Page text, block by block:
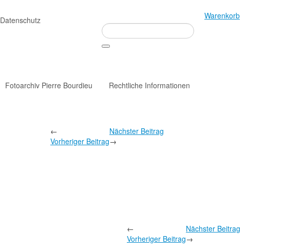
Datenschutz
Warenkorb
Fotoarchiv Pierre Bourdieu Rechtliche Informationen
←
Vorheriger Beitrag
Nächster Beitrag
→
←
Vorheriger Beitrag
Nächster Beitrag
→